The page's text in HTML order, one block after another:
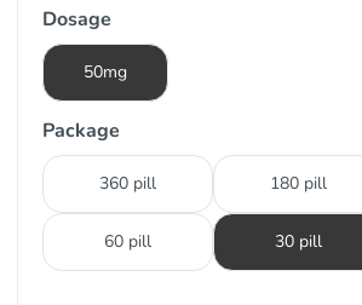
Dosage
50mg
Package
360 pill 180 pill
60 pill 30 pill